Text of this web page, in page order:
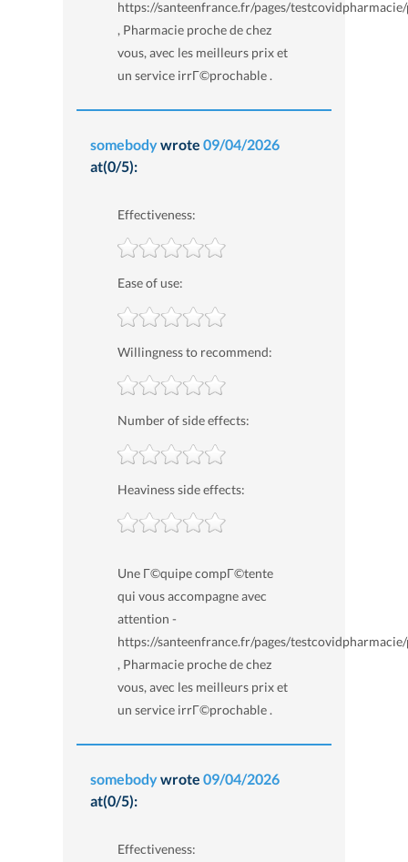
https://santeenfrance.fr/pages/
, Pharmacie proche de chez
vous, avec les meilleurs prix et
un service irrГ©prochable .
somebodywrote 09/04/2026
at(0/5):
Effectiveness:
Ease of use:
Willingness to recommend:
Number of side effects:
Heaviness side effects:
Une Г©quipe compГ©tente
qui vous accompagne avec
attention -
https://santeenfrance.fr/pages/
, Pharmacie proche de chez
vous, avec les meilleurs prix et
un service irrГ©prochable .
somebodywrote 09/04/2026
at(0/5):
Effectiveness: